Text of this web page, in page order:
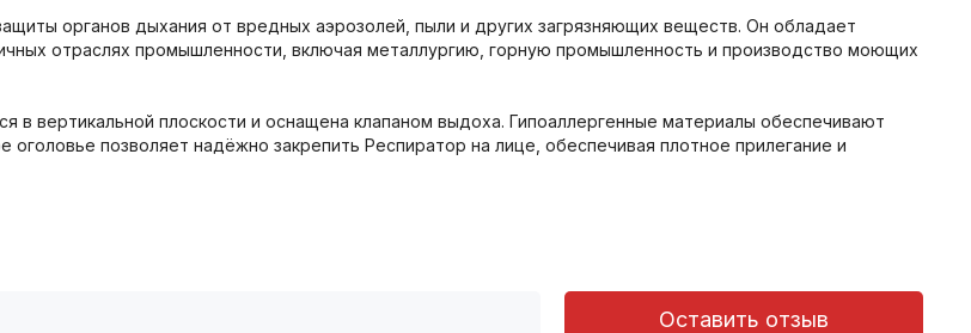
органов дыхания от вредных аэрозолей, пыли и других загрязняющих веществ. Он обладает
отраслях промышленности, включая металлургию, горную промышленность и производство моющих
в вертикальной плоскости и оснащена клапаном выдоха. Гипоаллергенные материалы обеспечивают
позволяет надёжно закрепить Респиратор на лице, обеспечивая плотное прилегание и
Оставить отзыв